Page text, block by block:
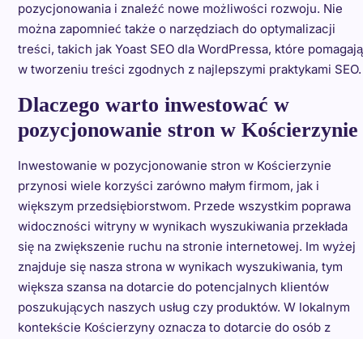
pozycjonowania i znaleźć nowe możliwości rozwoju. Nie
można zapomnieć także o narzędziach do optymalizacji
treści, takich jak Yoast SEO dla WordPressa, które pomagają
w tworzeniu treści zgodnych z najlepszymi praktykami SEO.
Dlaczego warto inwestować w
pozycjonowanie stron w Kościerzynie
Inwestowanie w pozycjonowanie stron w Kościerzynie
przynosi wiele korzyści zarówno małym firmom, jak i
większym przedsiębiorstwom. Przede wszystkim poprawa
widoczności witryny w wynikach wyszukiwania przekłada
się na zwiększenie ruchu na stronie internetowej. Im wyżej
znajduje się nasza strona w wynikach wyszukiwania, tym
większa szansa na dotarcie do potencjalnych klientów
poszukujących naszych usług czy produktów. W lokalnym
kontekście Kościerzyny oznacza to dotarcie do osób z